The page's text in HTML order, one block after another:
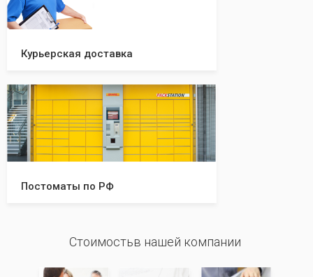
Курьерская доставка
Постоматы по РФ
Стоимостьв нашей компании